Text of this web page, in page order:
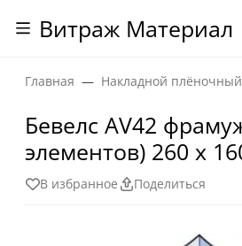
Витраж Материал
Главная Накладной
Бевелс AV42
элементов) 260 х
В избранное Поделиться